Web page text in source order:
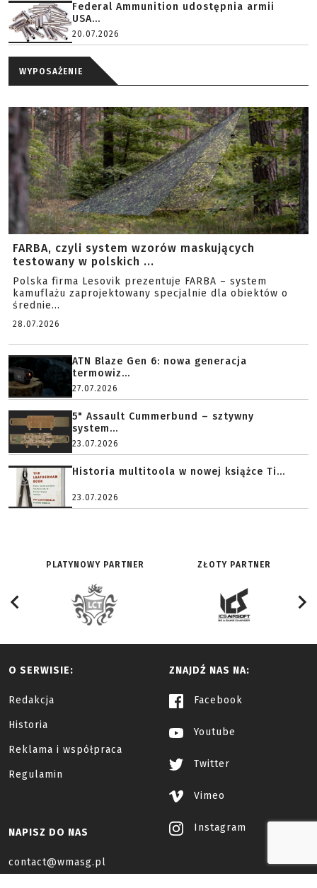
Federal Ammunition udostępnia armii
USA...
20.07.2026
WYPOSAŻENIE
FARBA, czyli system wzorów maskujących
testowany w polskich ...
Polska firma Lesovik prezentuje FARBA – system
kamuflażu zaprojektowany specjalnie dla obiektów o
średnie...
28.07.2026
ATN Blaze Gen 6: nowa generacja
termowiz...
27.07.2026
5" Assault Cummerbund – sztywny
system...
23.07.2026
Historia multitoola w nowej książce Ti...
23.07.2026
PLATYNOWY PARTNER ZŁOTY PARTNER
O SERWISIE:
Redakcja
Historia
Reklama i współpraca
Regulamin
ZNAJDŹ NAS NA:
Facebook
Youtube
Twitter
Vimeo
Instagram
NAPISZ DO NAS
contact@wmasg.pl